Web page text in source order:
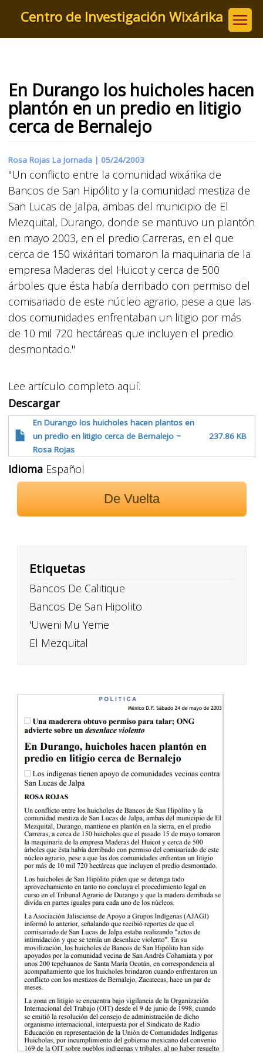
principal
Centro de Investigación Wixárika
En Durango los huicholes hacen
plantón en un predio en litigio
cerca de Bernalejo
Rosa Rojas La Jornada | 05/24/2003
"Un conflicto entre la comunidad wixárika de
Bancos de San Hipólito y la comunidad mestiza de
San Lucas de Jalpa, ambas del municipio de El
Mezquital, Durango, donde se mantuvo un plantón
en mayo 2003, en el predio Carreras, en el que
cerca de 150 wixáritari tomaron la maquinaria de la
empresa Maderas del Huicot y cerca de 500
árboles que ésta había derribado con permiso del
comisariado de este núcleo agrario, pese a que las
dos comunidades enfrentaban un litigio por más
de 10 mil 720 hectáreas que incluyen el predio
desmontado."
Lee artículo completo aquí.
Descargar
En Durango los huicholes hacen plantos en
un predio en litigio cerca de Bernalejo ~
Rosa Rojas
237.86 KB
IdiomaEspañol
De Vuelta
Etiquetas
Bancos De Calitique
Bancos De San Hipolito
'Uweni Mu Yeme
El Mezquital